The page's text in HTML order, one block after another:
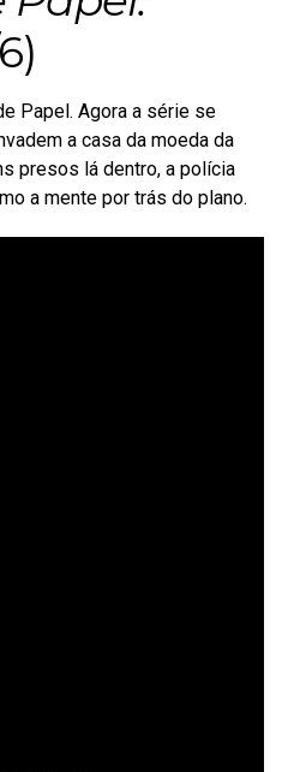
Papel. Agora a série se
a casa da moeda da
presos lá dentro, a polícia
a mente por trás do plano.